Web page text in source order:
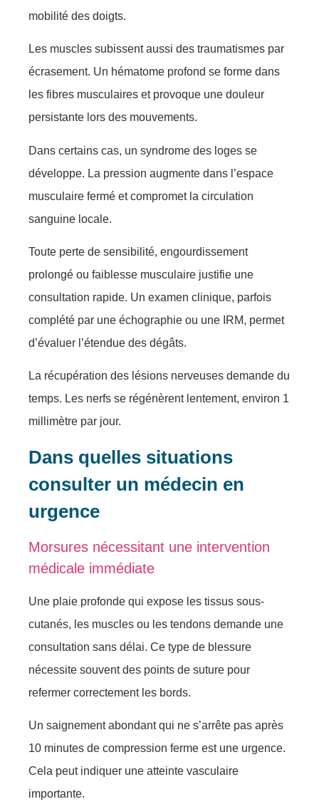
mobilité des doigts.
Les muscles subissent aussi des traumatismes par
écrasement. Un hématome profond se forme dans
les fibres musculaires et provoque une douleur
persistante lors des mouvements.
Dans certains cas, un syndrome des loges se
développe. La pression augmente dans l’espace
musculaire fermé et compromet la circulation
sanguine locale.
Toute perte de sensibilité, engourdissement
prolongé ou faiblesse musculaire justifie une
consultation rapide. Un examen clinique, parfois
complété par une échographie ou une IRM, permet
d’évaluer l’étendue des dégâts.
La récupération des lésions nerveuses demande du
temps. Les nerfs se régénèrent lentement, environ 1
millimètre par jour.
Dans quelles situations
consulter un médecin en
urgence
Morsures nécessitant une intervention
médicale immédiate
Une plaie profonde qui expose les tissus sous-
cutanés, les muscles ou les tendons demande une
consultation sans délai. Ce type de blessure
nécessite souvent des points de suture pour
refermer correctement les bords.
Un saignement abondant qui ne s’arrête pas après
10 minutes de compression ferme est une urgence.
Cela peut indiquer une atteinte vasculaire
importante.